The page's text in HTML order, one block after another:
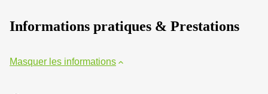
Informations pratiques & Prestations
Masquer les informations